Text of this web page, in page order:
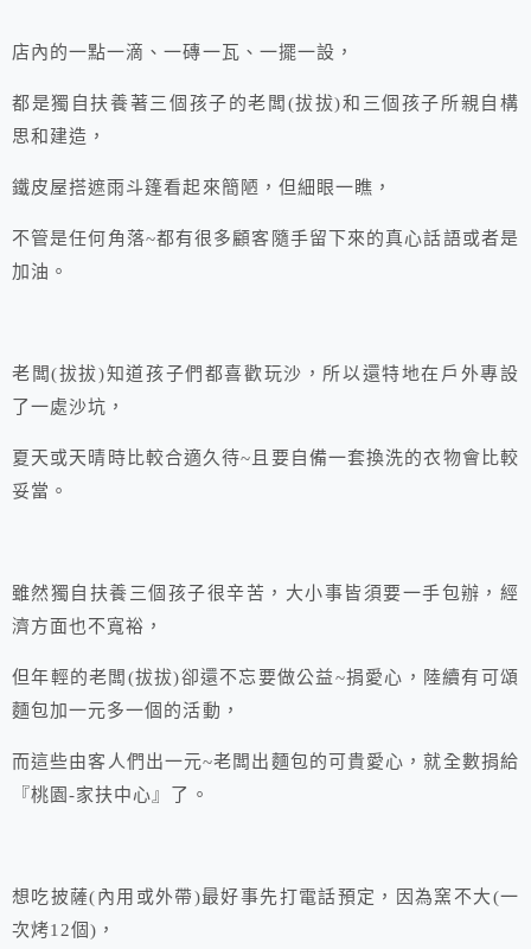
店內的一點一滴、一磚一瓦、一擺一設，
都是獨自扶養著三個孩子的老闆(拔拔)和三個孩子所親自構
思和建造，
鐵皮屋搭遮雨斗篷看起來簡陋，但細眼一瞧，
不管是任何角落~都有很多顧客隨手留下來的真心話語或者是
加油。
老闆(拔拔)知道孩子們都喜歡玩沙，所以還特地在戶外專設
了一處沙坑，
夏天或天晴時比較合適久待~且要自備一套換洗的衣物會比較
妥當。
雖然獨自扶養三個孩子很辛苦，大小事皆須要一手包辦，經
濟方面也不寬裕，
但年輕的老闆(拔拔)卻還不忘要做公益~捐愛心，陸續有可頌
麵包加一元多一個的活動，
而這些由客人們出一元~老闆出麵包的可貴愛心，就全數捐給
『桃園-家扶中心』了。
想吃披薩(內用或外帶)最好事先打電話預定，因為窯不大(一
次烤12個)，